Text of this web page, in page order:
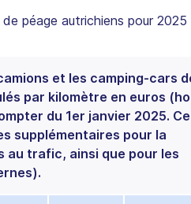
péage autrichiens pour 2025
et les camping-cars
par kilomètre en euros
du 1er janvier 2025.
supplémentaires pour la
au trafic, ainsi que pour les